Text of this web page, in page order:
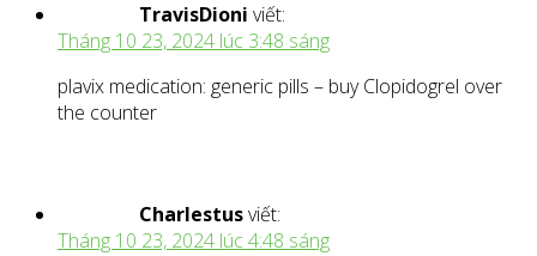
TravisDioni viết:
Tháng 10 23, 2024 lúc 3:48 sáng
plavix medication: generic pills – buy Clopidogrel over
the counter
Charlestusviết:
Tháng 10 23, 2024 lúc 4:48 sáng